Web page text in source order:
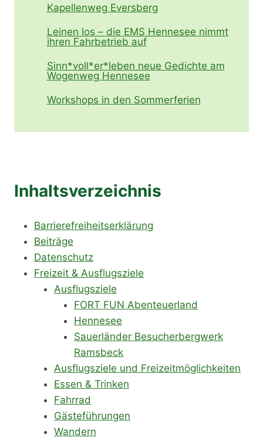
Kapellenweg Eversberg
Leinen los – die EMS Hennesee nimmt
ihren Fahrbetrieb auf
Sinn*voll*er*leben neue Gedichte am
Wogenweg Hennesee
Workshops in den Sommerferien
Inhaltsverzeichnis
Barrierefreiheitserklärung
Beiträge
Datenschutz
Freizeit & Ausflugsziele
Ausflugsziele
FORT FUN Abenteuerland
Hennesee
Sauerländer Besucherbergwerk
Ramsbeck
Ausflugsziele und Freizeitmöglichkeiten
Essen & Trinken
Fahrrad
Gästeführungen
Wandern